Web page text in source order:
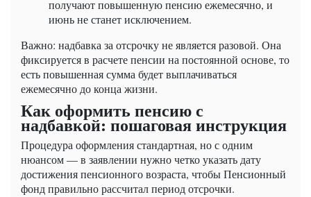
получают повышенную пенсию ежемесячно, и
июнь не станет исключением.
Важно: надбавка за отсрочку не является разовой. Она
фиксируется в расчете пенсии на постоянной основе, то
есть повышенная сумма будет выплачиваться
ежемесячно до конца жизни.
Как оформить пенсию с
надбавкой: пошаговая инструкция
Процедура оформления стандартная, но с одним
нюансом — в заявлении нужно четко указать дату
достижения пенсионного возраста, чтобы Пенсионный
фонд правильно рассчитал период отсрочки.